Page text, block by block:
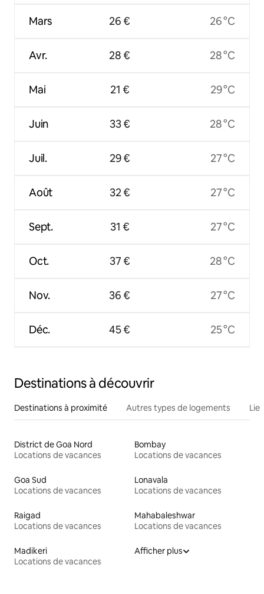
Mars
Avr.
Mai
Juin
Juil.
Août
Sept.
Oct.
Nov.
Déc.
26 €
28 €
21 €
33 €
29 €
32 €
31 €
37 €
36 €
45 €
26 °C
28 °C
29 °C
28 °C
27 °C
27 °C
27 °C
28 °C
27 °C
25 °C
Destinations à découvrir
Destinations à proximité Autres types de logements
District de Goa Nord
Locations de vacances
Bombay
Locations de vacances
Goa Sud
Locations de vacances
Lonavala
Locations de vacances
Raigad
Locations de vacances
Mahabaleshwar
Locations de vacances
Madikeri
Locations de vacances
Afficher plus